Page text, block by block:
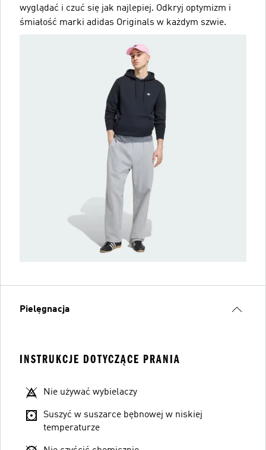
wyglądać i czuć się jak najlepiej. Odkryj optymizm i
śmiałość marki adidas Originals w każdym szwie.
Pielęgnacja
INSTRUKCJE DOTYCZĄCE PRANIA
Nie używać wybielaczy
Suszyć w suszarce bębnowej w niskiej
temperaturze